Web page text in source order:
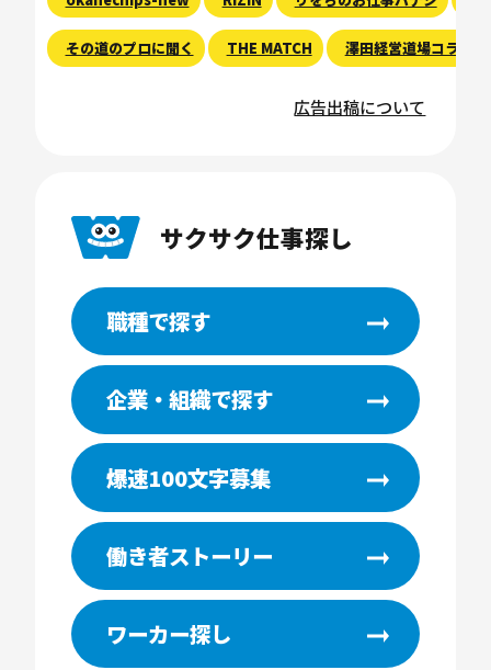
その道のプロに聞く THE MATCH 澤田経営道場コラム
広告出稿について
サクサク仕事探し
職種で探す
企業・組織で探す
爆速100文字募集
働き者ストーリー
ワーカー探し